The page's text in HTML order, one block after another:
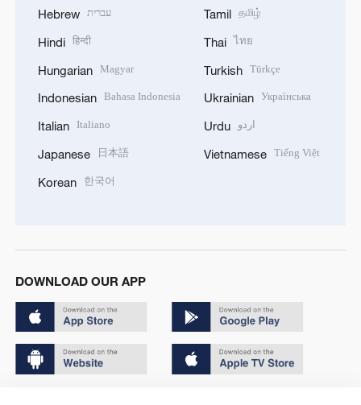
Hebrew עברית
Hindi हिन्दी
Hungarian Magyar
Indonesian Bahasa Indonesia
Italian Italiano
Japanese 日本語
Korean 한국어
Tamil தமிழ்
Thai ไทย
Turkish Türkçe
Ukrainian Українська
Urdu اردو
Vietnamese Tiếng Việt
DOWNLOAD OUR APP